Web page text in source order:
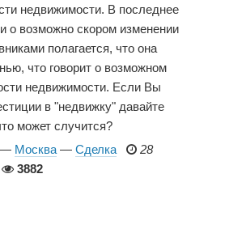
недвижимости. В последнее
о возможно скором изменении
полагается, что она
что говорит о возможном
недвижимости. Если Вы
в "недвижку" давайте
может случится?
— Москва — Сделка
28
3882